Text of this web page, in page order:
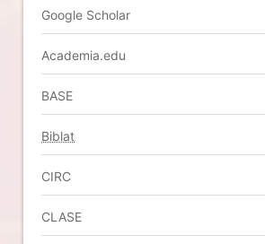
Google Scholar
Academia.edu
BASE
Biblat
CIRC
CLASE